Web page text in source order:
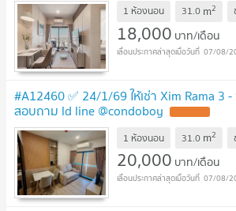
1 ห้องนอน 31.0 m2
18,000 บาท/เดือน
07/08/
#A12460 ✅ 24/1/69 ให้เช่า Xim Rama 3
สอบถาม ld line @condoboy
1 ห้องนอน 31.0 m2
20,000 บาท/เดือน
07/08/